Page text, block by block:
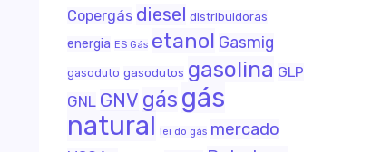
Copergás diesel distribuidoras
energia ES Gás etanol Gasmig
gasoduto gasodutos gasolina GLP
GNL GNV gás gás
natural lei do gás mercado